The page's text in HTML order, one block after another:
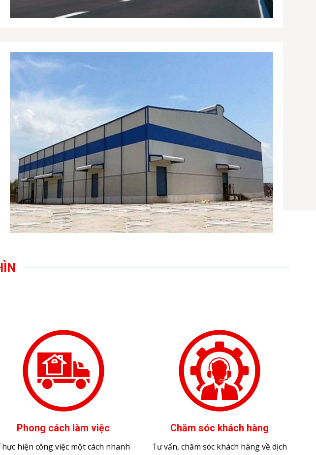
Phong cách làm việc
Thực hiện công việc một cách nhanh
chóng, gọn gàng, tiết kiệm thời gian
cho khách hàng.
Chăm sóc khách hàng
Tư vấn, chăm sóc khách hàng về dịch
vụ chi tiết, cặn kẽ và hoàn toàn không
mất phí.